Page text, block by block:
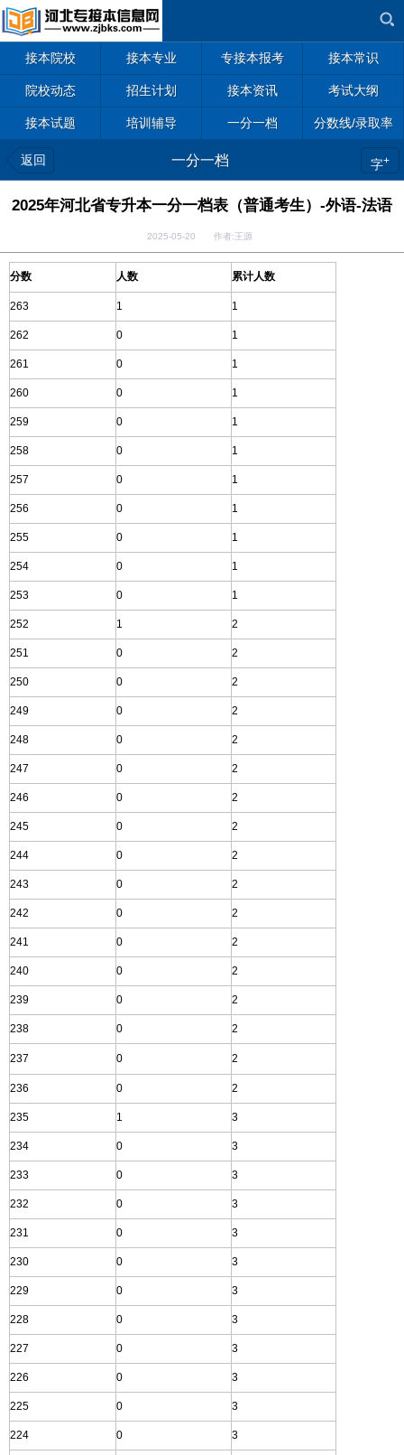
接本院校 接本专业 专接本报考 接本常识
院校动态 招生计划 接本资讯 考试大纲
接本试题 培训辅导 一分一档 分数线/录取率
返回 一分一档 字+
2025年河北省专升本一分一档表（普通考生）-外语-法语
2025-05-20 作者:王源
分数 人数 累计人数
263 1 1
262 0 1
261 0 1
260 0 1
259 0 1
258 0 1
257 0 1
256 0 1
255 0 1
254 0 1
253 0 1
252 1 2
251 0 2
250 0 2
249 0 2
248 0 2
247 0 2
246 0 2
245 0 2
244 0 2
243 0 2
242 0 2
241 0 2
240 0 2
239 0 2
238 0 2
237 0 2
236 0 2
235 1 3
234 0 3
233 0 3
232 0 3
231 0 3
230 0 3
229 0 3
228 0 3
227 0 3
226 0 3
225 0 3
224 0 3